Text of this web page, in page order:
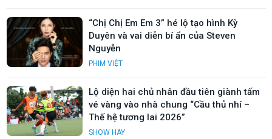
“Chị Chị Em Em 3” hé lộ tạo hình Kỳ
Duyên và vai diễn bí ẩn của Steven
Nguyễn
PHIM VIỆT
Lộ diện hai chủ nhân đầu tiên giành tấm
vé vàng vào nhà chung “Cầu thủ nhí –
Thế hệ tương lai 2026”
SHOW HAY